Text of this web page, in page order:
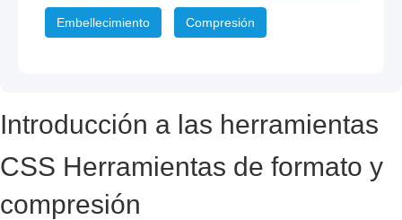
Embellecimiento Compresión
Introducción a las herramientas
CSS Herramientas de formato y
compresión